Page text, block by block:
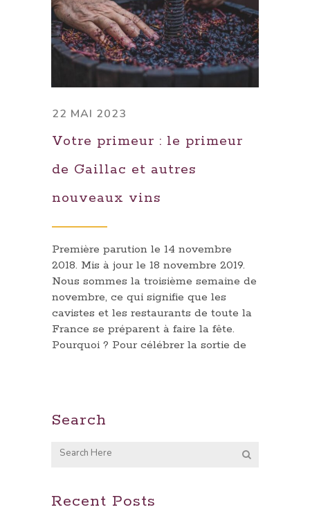
22 MAI 2023
Votre primeur : le primeur
de Gaillac et autres
nouveaux vins
Première parution le 14 novembre
2018. Mis à jour le 18 novembre 2019.
Nous sommes la troisième semaine de
novembre, ce qui signifie que les
cavistes et les restaurants de toute la
France se préparent à faire la fête.
Pourquoi ? Pour célébrer la sortie de
Search
Recent Posts